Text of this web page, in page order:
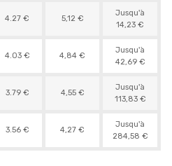
4.27 € 5,12 €
Jusqu'à
14,23 €
4.03 € 4,84 €
Jusqu'à
42,69 €
3.79 € 4,55 €
Jusqu'à
113,83 €
3.56 € 4,27 €
Jusqu'à
284,58 €